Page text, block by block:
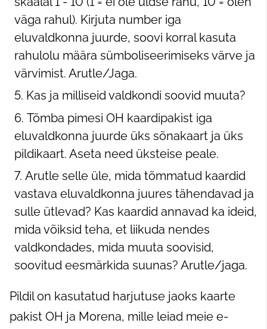
väga rahul). Kirjuta number iga
eluvaldkonna juurde, soovi korral kasuta
rahulolu määra sümboliseerimiseks värve ja
värvimist. Arutle/Jaga.
Kas ja milliseid valdkondi soovid muuta?
Tõmba pimesi OH kaardipakist iga
eluvaldkonna juurde üks sõnakaart ja üks
pildikaart. Aseta need üksteise peale.
Arutle selle üle, mida tõmmatud kaardid
vastava eluvaldkonna juures tähendavad ja
sulle ütlevad? Kas kaardid annavad ka ideid,
mida võiksid teha, et liikuda nendes
valdkondades, mida muuta soovisid,
soovitud eesmärkida suunas? Arutle/jaga.
Pildil on kasutatud harjutuse jaoks kaarte
pakist OH ja Morena, mille leiad meie e-